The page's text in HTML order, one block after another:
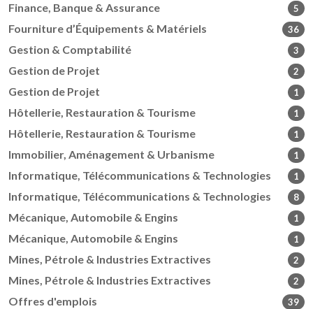
Finance, Banque & Assurance 5
Fourniture d’Équipements & Matériels 36
Gestion & Comptabilité 3
Gestion de Projet 2
Gestion de Projet 1
Hôtellerie, Restauration & Tourisme 1
Hôtellerie, Restauration & Tourisme 1
Immobilier, Aménagement & Urbanisme 1
Informatique, Télécommunications & Technologies 1
Informatique, Télécommunications & Technologies 8
Mécanique, Automobile & Engins 1
Mécanique, Automobile & Engins 1
Mines, Pétrole & Industries Extractives 2
Mines, Pétrole & Industries Extractives 2
Offres d'emplois 39